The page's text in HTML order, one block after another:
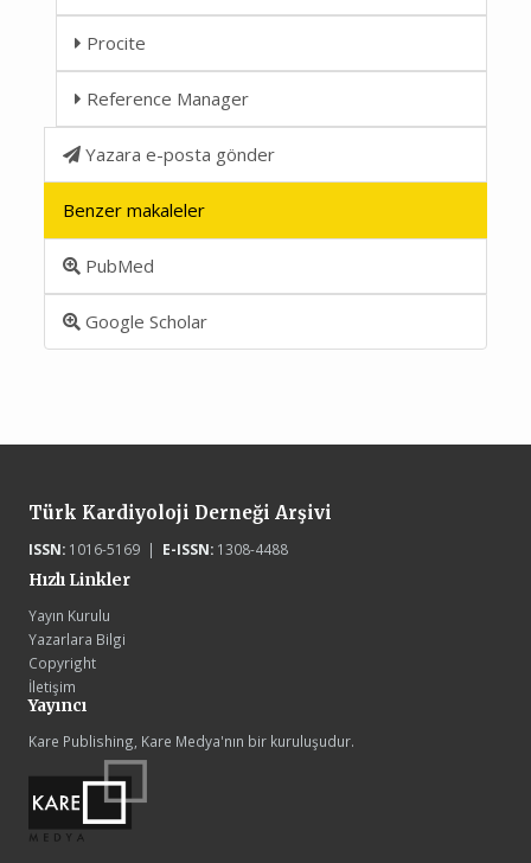
Procite
Reference Manager
Yazara e-posta gönder
Benzer makaleler
PubMed
Google Scholar
Türk Kardiyoloji Derneği Arşivi
ISSN:1016-5169 | E-ISSN:1308-4488
Hızlı Linkler
Yayın Kurulu
Yazarlara Bilgi
Copyright
İletişim
Yayıncı
Kare Publishing, Kare Medya'nın bir kuruluşudur.